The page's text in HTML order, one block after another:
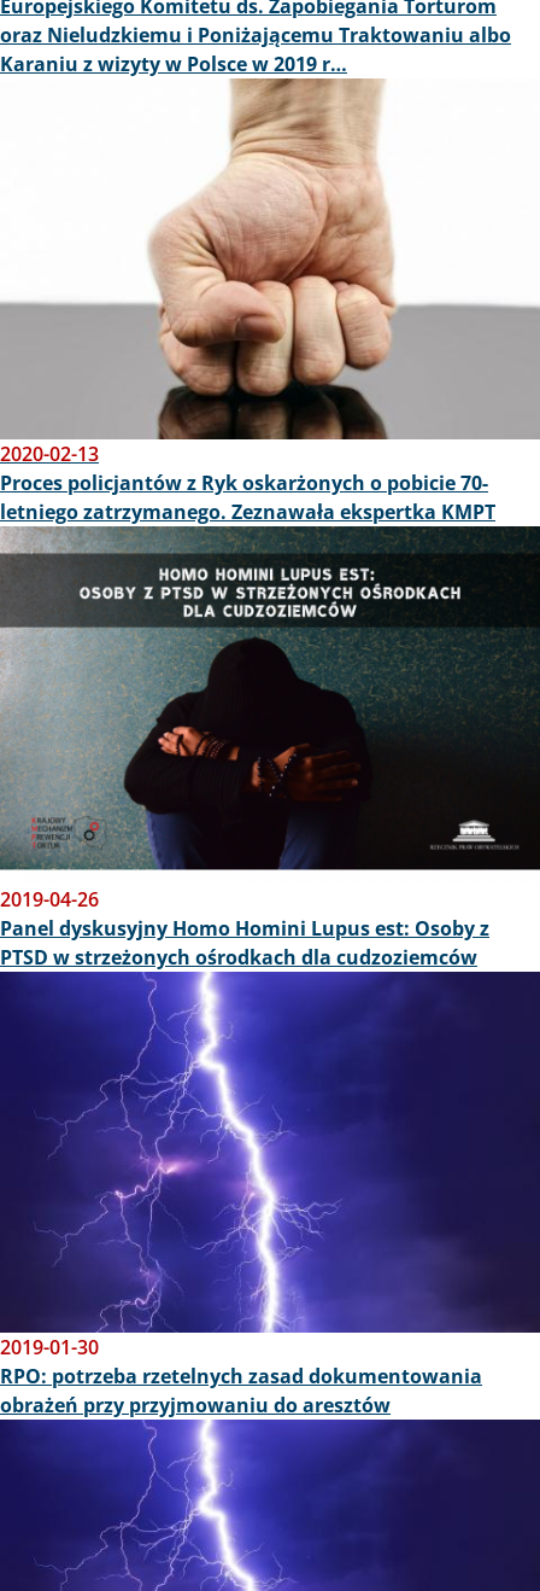
Europejskiego Komitetu ds. Zapobiegania Torturom
oraz Nieludzkiemu i Poniżającemu Traktowaniu albo
Karaniu z wizyty w Polsce w 2019 r…
2020-02-13
Proces policjantów z Ryk oskarżonych o pobicie 70-
letniego zatrzymanego. Zeznawała ekspertka KMPT
Obraz
2019-04-26
Panel dyskusyjny Homo Homini Lupus est: Osoby z
PTSD w strzeżonych ośrodkach dla cudzoziemców
2019-01-30
RPO: potrzeba rzetelnych zasad dokumentowania
obrażeń przy przyjmowaniu do aresztów